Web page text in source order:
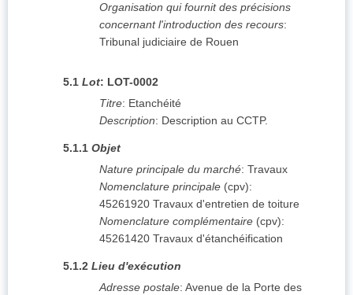
Organisation qui fournit des précisions
concernant l'introduction des recours:
Tribunal judiciaire de Rouen
5.1 Lot: LOT-0002
Titre: Etanchéité
Description: Description au CCTP.
5.1.1 Objet
Nature principale du marché: Travaux
Nomenclature principale (cpv):
45261920 Travaux d'entretien de toiture
Nomenclature complémentaire (cpv):
45261420 Travaux d'étanchéification
5.1.2 Lieu d'exécution
Adresse postale: Avenue de la Porte des